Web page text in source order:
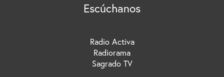
Escúchanos
Radio Activa
Radiorama
Sagrado TV